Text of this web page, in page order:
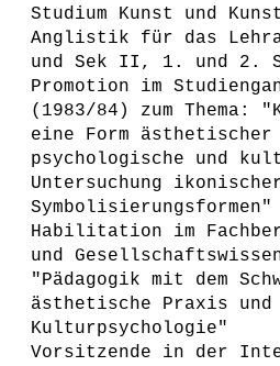
Studium Kunst und
Anglistik für das
und Sek II, 1. und 2.
Promotion im
(1983/84) zum Thema:
eine Form
psychologische und
Untersuchung
Symbolisierungsformen"
Habilitation im
und
"Pädagogik mit dem
ästhetische Praxis und
Kulturpsychologie"
Vorsitzende in der